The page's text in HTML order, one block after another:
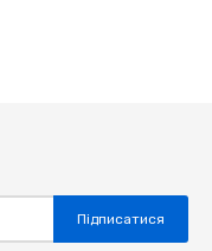
Підписатися